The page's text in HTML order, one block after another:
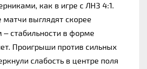
как в игре с ЛНЗ 4:1.
матчи выглядят скорее
стабильности в форме
Проигрыши против сильных
слабость в центре поля